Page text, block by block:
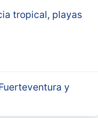
tropical, playas
y